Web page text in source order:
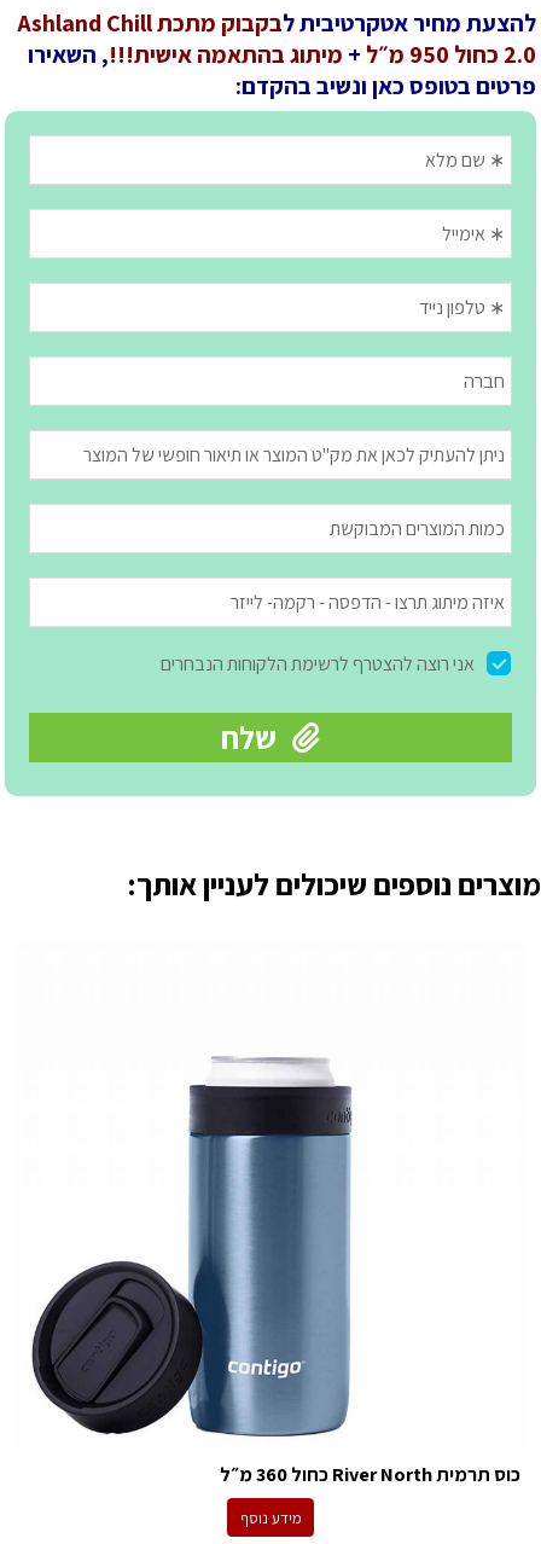
להצעת מחיר אטקרטיבית ל
בקבוק מתכת Ashland Chill
2.0 כחול 950 מ״ל
+ מיתוג בהתאמה אישית!!!, השאירו
פרטים בטופס כאן ונשיב בהקדם:
מוצרים נוספים שיכולים לעניין אותך:
כוס תרמית River North כחול 360 מ״ל
מידע נוסף